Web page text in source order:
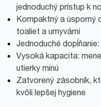
jednoduchý prístup k
Kompaktný a úsporný
toaliet a umyvární
Jednoduché
Vysoká kapacita:
utierky minú
Zatvorený zásobník,
kvôli lepšej hygiene